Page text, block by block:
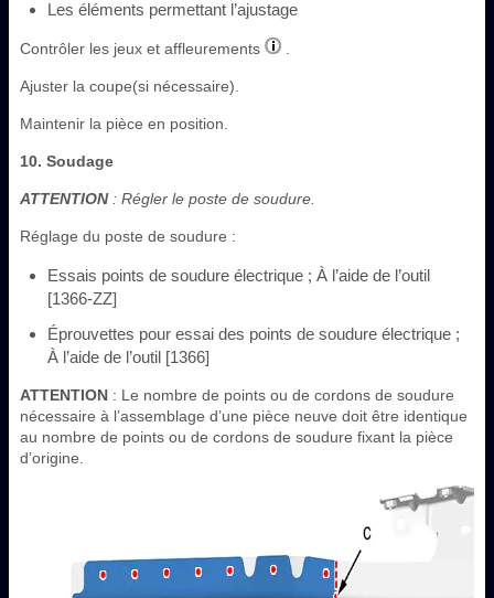
Les éléments permettant l’ajustage
Contrôler les jeux et affleurements
Ajuster la coupe(si nécessaire).
Maintenir la pièce en position.
10. Soudage
ATTENTION: Régler le poste de soudure.
Réglage du poste de soudure :
Essais points de soudure électrique ; À l’aide de l’outil
[1366-ZZ]
Éprouvettes pour essai des points de soudure électrique ;
À l’aide de l’outil [1366]
ATTENTION : Le nombre de points ou de cordons de soudure
nécessaire à l’assemblage d’une pièce neuve doit être identique
au nombre de points ou de cordons de soudure fixant la pièce
d’origine.